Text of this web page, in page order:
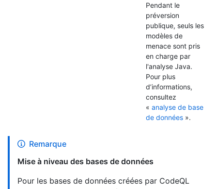
Pendant le
préversion
publique, seuls les
modèles de
menace sont pris
en charge par
l'analyse Java.
Pour plus
d’informations,
consultez
« analyse de base
de données ».
Remarque
Mise à niveau des bases de données
Pour les bases de données créées par CodeQL